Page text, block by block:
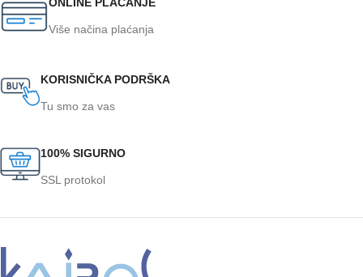
Više načina plaćanja
KORISNIČKA PODRŠKA
Tu smo za vas
100% SIGURNO
SSL protokol